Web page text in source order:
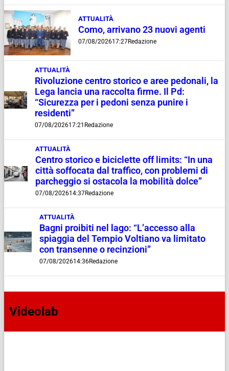
ATTUALITÀ
Como, arrivano 23 nuovi agenti
07/08/202617:27Redazione
ATTUALITÀ
Rivoluzione centro storico e aree pedonali, la
Lega lancia una raccolta firme. Il Pd:
“Sicurezza per i pedoni senza punire i
residenti”
07/08/202617:21 Redazione
ATTUALITÀ
Centro storico e biciclette off limits: “In una
città soffocata dal traffico, con problemi di
parcheggio si ostacola la mobilità dolce”
07/08/202614:37Redazione
ATTUALITÀ
Bagni proibiti nel lago: “L’accesso alla
spiaggia del Tempio Voltiano va limitato
con transenne o recinzioni”
07/08/202614:36Redazione
Videolab